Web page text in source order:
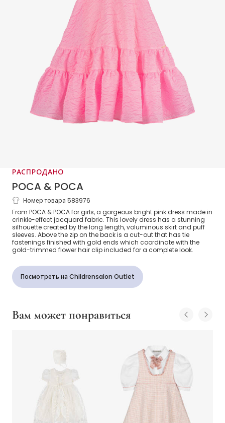
РАСПРОДАНО
POCA & POCA
Girls Pink Jacquard Dress Set
Номер товара 583976
From POCA & POCA for girls, a gorgeous bright pink dress made in
crinkle-effect jacquard fabric. This lovely dress has a stunning
silhouette created by the long length, voluminous skirt and puff
sleeves. Above the zip on the back is a cut-out that has tie
fastenings finished with gold ends which coordinate with the
gold-trimmed flower hair clip included for a complete look.
Посмотреть на Childrensalon Outlet
Вам может понравиться